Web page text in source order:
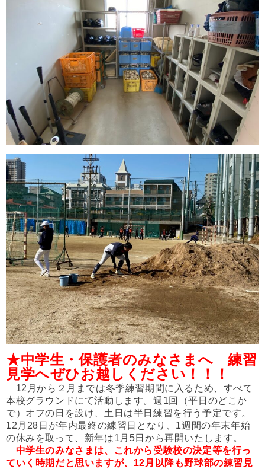
★中学生・保護者のみなさまへ 練習
見学へぜひお越しください！！！
12月から２月までは冬季練習期間に入るため、すべて
本校グラウンドにて活動します。週1回（平日のどこか
で）オフの日を設け、土日は半日練習を行う予定です。
12月28日が年内最終の練習日となり、1週間の年末年始
の休みを取って、新年は1月5日から再開いたします。
中学生のみなさまは、これから受験校の決定等を行っ
ていく時期だと思いますが、12月以降も野球部の練習見